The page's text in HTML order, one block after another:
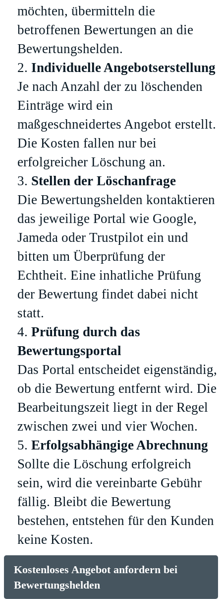
möchten, übermitteln die
betroffenen Bewertungen an die
Bewertungshelden.
Individuelle Angebotserstellung
Je nach Anzahl der zu löschenden
Einträge wird ein
maßgeschneidertes Angebot erstellt.
Die Kosten fallen nur bei
erfolgreicher Löschung an.
Stellen der Löschanfrage
Die Bewertungshelden kontaktieren
das jeweilige Portal wie Google,
Jameda oder Trustpilot ein und
bitten um Überprüfung der
Echtheit. Eine inhatliche Prüfung
der Bewertung findet dabei nicht
statt.
Prüfung durch das
Bewertungsportal
Das Portal entscheidet eigenständig,
ob die Bewertung entfernt wird. Die
Bearbeitungszeit liegt in der Regel
zwischen zwei und vier Wochen.
Erfolgsabhängige Abrechnung
Sollte die Löschung erfolgreich
sein, wird die vereinbarte Gebühr
fällig. Bleibt die Bewertung
bestehen, entstehen für den Kunden
keine Kosten.
Kostenloses Angebot anfordern bei
Bewertungshelden